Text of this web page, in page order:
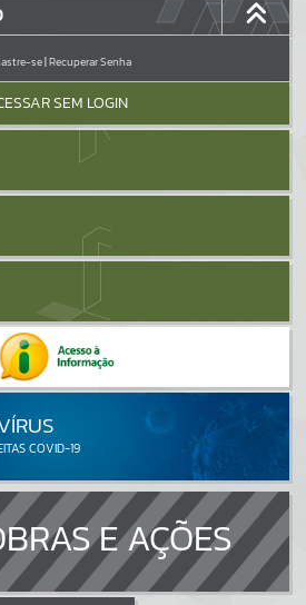
Por favor, aguarde...
se|Recuperar Senha
SEM LOGIN
E AÇÕES